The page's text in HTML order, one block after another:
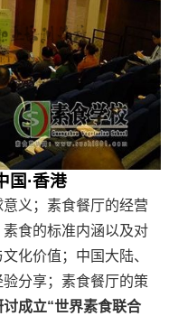
国·香港
义；素食餐厅的经营
食的标准内涵以及对
化价值；中国大陆、
分享；素食餐厅的策
讨成立“世界素食联合